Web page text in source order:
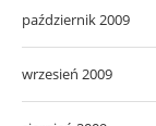
październik 2009
wrzesień 2009